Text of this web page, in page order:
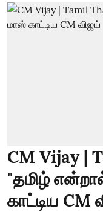
CM Vijay |
"தமிழ்
காட்டிய CM